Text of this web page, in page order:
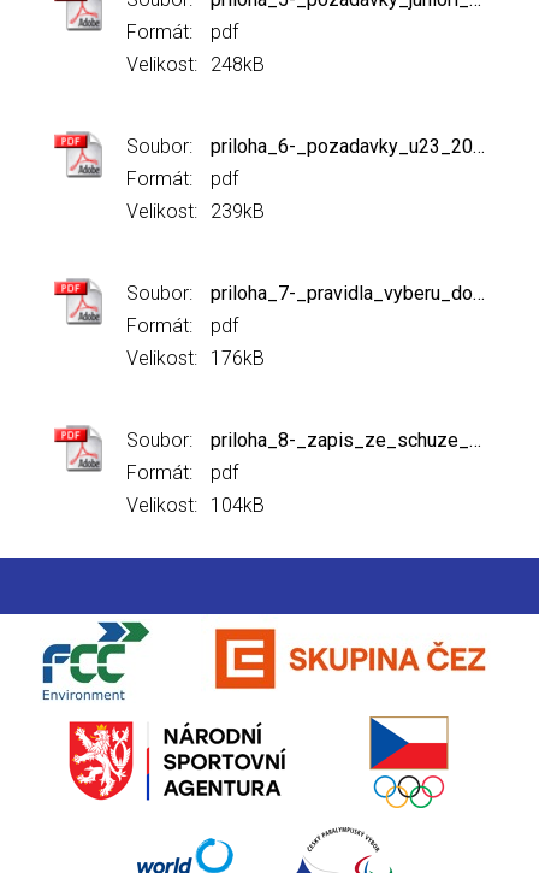
Formát:
pdf
Velikost:
248kB
Soubor:
priloha_6-_pozadavky_u23_2024.pdf
Formát:
pdf
Velikost:
239kB
Soubor:
priloha_7-_pravidla_vyberu_do_reprezentace_coastal_rowing_2024.pdf
Formát:
pdf
Velikost:
176kB
Soubor:
priloha_8-_zapis_ze_schuze_masters_komise_unor_2024.pdf
Formát:
pdf
Velikost:
104kB